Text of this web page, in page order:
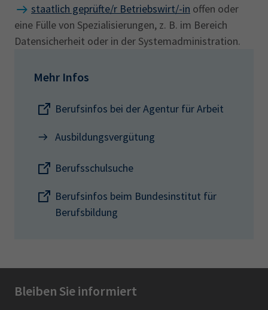
staatlich geprüfte/r Betriebswirt/-in offen oder
eine Fülle von Spezialisierungen, z. B. im Bereich
Datensicherheit oder in der Systemadministration.
Mehr Infos
Berufsinfos bei der Agentur für Arbeit
Ausbildungsvergütung
Berufsschulsuche
Berufsinfos beim Bundesinstitut für
Berufsbildung
Bleiben Sie informiert